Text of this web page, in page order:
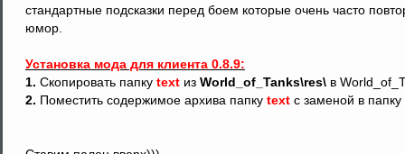
стандартные подсказки перед боем которые очень часто
юмор.
Установка мода для клиента 0.8.9:
1. Скопировать папку text из World_of_Tanks\res\ в
2. Поместить содержимое архива папку text с заменой в